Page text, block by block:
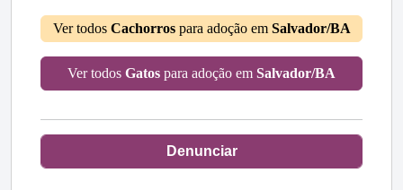
Ver todos Cachorrospara adoção em Salvador/BA
Ver todos Gatos para adoção em Salvador/BA
Denunciar